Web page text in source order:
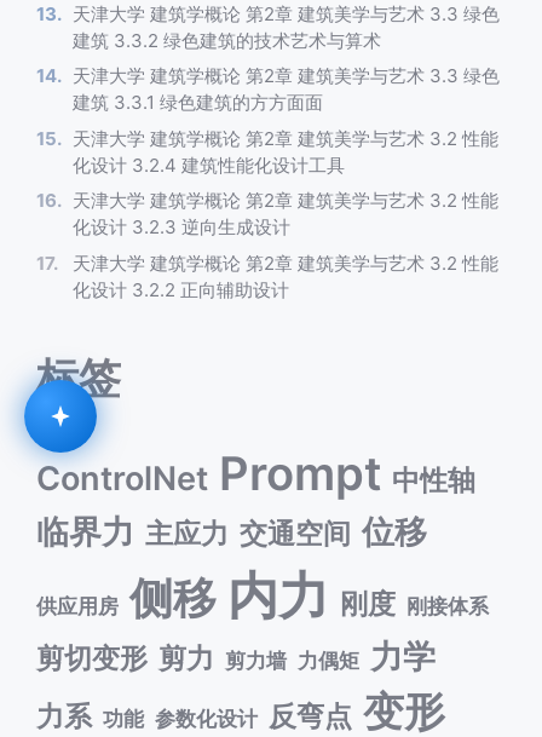
天津大学 建筑学概论 第2章 建筑美学与艺术 3.3 绿色
建筑 3.3.2 绿色建筑的技术艺术与算术
天津大学 建筑学概论 第2章 建筑美学与艺术 3.3 绿色
建筑 3.3.1 绿色建筑的方方面面
天津大学 建筑学概论 第2章 建筑美学与艺术 3.2 性能
化设计 3.2.4 建筑性能化设计工具
天津大学 建筑学概论 第2章 建筑美学与艺术 3.2 性能
化设计 3.2.3 逆向生成设计
天津大学 建筑学概论 第2章 建筑美学与艺术 3.2 性能
化设计 3.2.2 正向辅助设计
标签
ControlNet Prompt 中性轴
临界力 主应力 交通空间 位移
供应用房 侧移 内力 刚度 刚接体系
剪切变形 剪力 剪力墙 力偶矩 力学
力系 功能 参数化设计 反弯点 变形